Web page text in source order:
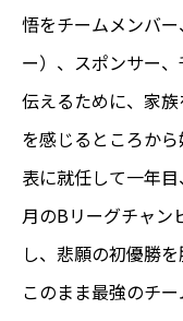
悟をチームメンバ
ー）、スポンサー
伝えるために、家
を感じるところか
表に就任して一年
月のBリーグチャン
し、悲願の初優勝
このまま最強のチ